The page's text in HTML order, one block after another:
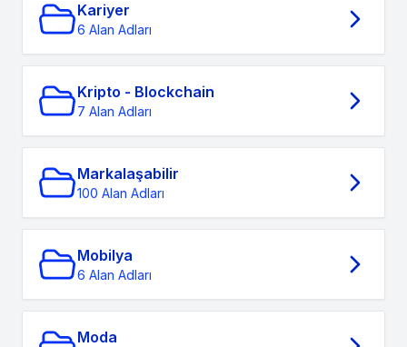
Kariyer
6 Alan Adları
Kripto - Blockchain
7 Alan Adları
Markalaşabilir
100 Alan Adları
Mobilya
6 Alan Adları
Moda